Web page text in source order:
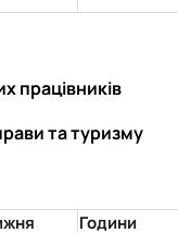
працівників
та туризму
Години